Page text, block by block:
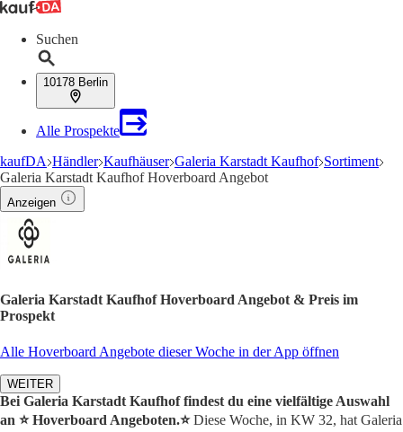
Suchen
10178 Berlin
Alle Prospekte
kaufDA Händler Kaufhäuser Galeria Karstadt Kaufhof Sortiment
Galeria Karstadt Kaufhof Hoverboard Angebot
Anzeigen
Galeria Karstadt Kaufhof Hoverboard Angebot & Preis im
Prospekt
Alle Hoverboard Angebote dieser Woche in der App öffnen
WEITER
Bei Galeria Karstadt Kaufhof findest du eine vielfältige Auswahl
an ⭐️ Hoverboard Angeboten.⭐️Diese Woche, in KW 32, hat Galeria